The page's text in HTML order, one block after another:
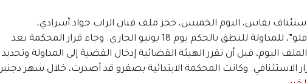
بفاس، اليوم الخميس، حجز ملف فنان الراب جواد أسرادي،
المعروف بـ “بوز فلو”، للمداولة للنطق بالحكم يوم 18 يونيو الجاري. وجاء قرار المحكمة بعد
اليوم، قبل أن تقرر الهيئة القضائية إدخال القضية إلى المداولة وتحديد
الاستئنافي. وكانت المحكمة الابتدائية بصفرو قد أصدرت، خلال شهر دجنبر